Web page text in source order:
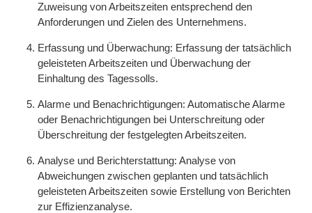
Zuweisung von Arbeitszeiten entsprechend den
Anforderungen und Zielen des Unternehmens.
Erfassung und Überwachung: Erfassung der tatsächlich
geleisteten Arbeitszeiten und Überwachung der
Einhaltung des Tagessolls.
Alarme und Benachrichtigungen: Automatische Alarme
oder Benachrichtigungen bei Unterschreitung oder
Überschreitung der festgelegten Arbeitszeiten.
Analyse und Berichterstattung: Analyse von
Abweichungen zwischen geplanten und tatsächlich
geleisteten Arbeitszeiten sowie Erstellung von Berichten
zur Effizienzanalyse.